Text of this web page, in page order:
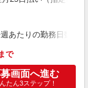
あたりの勤務日数
で
画面へ進む
たん3ステップ！